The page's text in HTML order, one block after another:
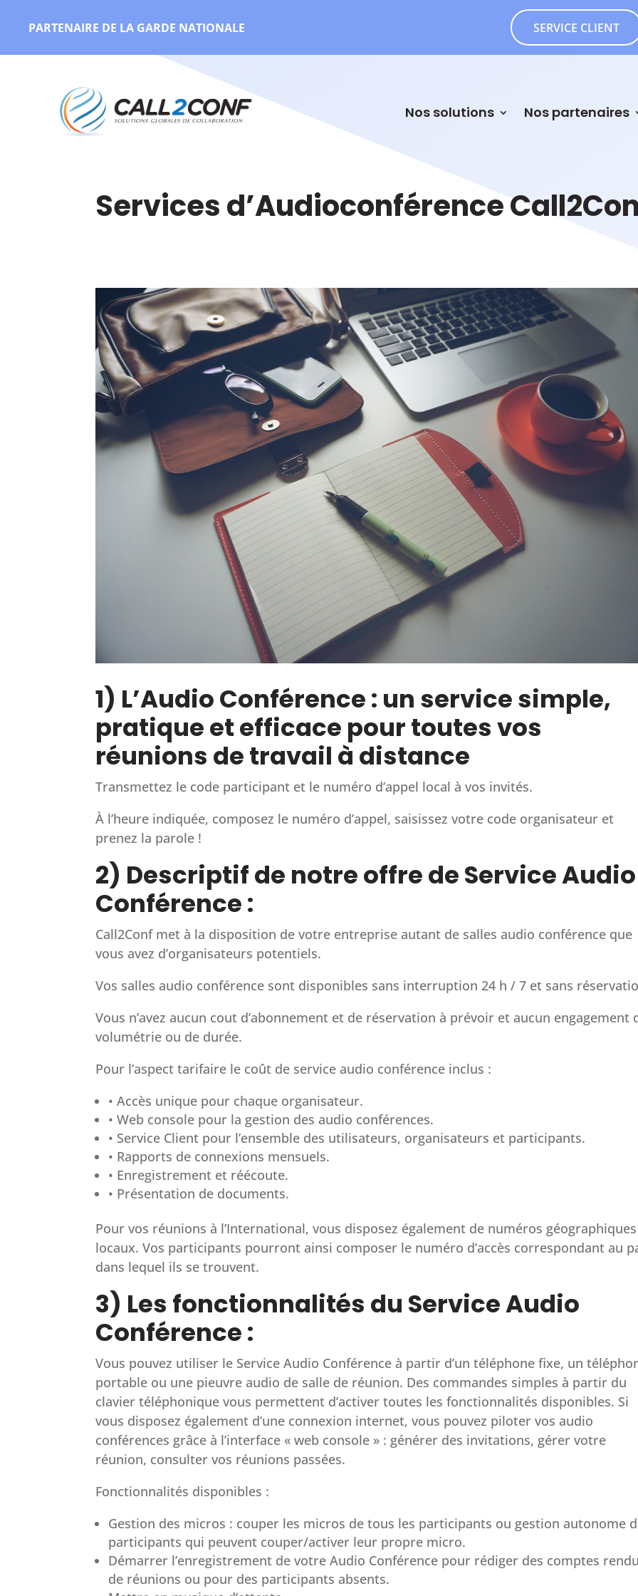
PARTENAIRE DE LA GARDE NATIONALE SERVICE CLIENT
Nos solutions Nos partenaires
Services d’Audioconférence
1) L’Audio Conférence : un service simple,
pratique et efficace pour toutes vos
réunions de travail à distance
Transmettez le code participant et le numéro d’appel local à vos invités.
À l’heure indiquée, composez le numéro d’appel, saisissez votre code organisateur et
prenez la parole !
2) Descriptif de notre offre de Service Audio
Conférence :
Call2Conf met à la disposition de votre entreprise autant de salles audio conférence que
vous avez d’organisateurs potentiels.
Vos salles audio conférence sont disponibles sans interruption 24 h / 7 et sans
Vous n’avez aucun cout d’abonnement et de réservation à prévoir et aucun engagement
volumétrie ou de durée.
Pour l’aspect tarifaire le coût de service audio conférence inclus :
• Accès unique pour chaque organisateur.
• Web console pour la gestion des audio conférences.
• Service Client pour l’ensemble des utilisateurs, organisateurs et participants.
• Rapports de connexions mensuels.
• Enregistrement et réécoute.
• Présentation de documents.
Pour vos réunions à l’International, vous disposez également de numéros géographiques
locaux. Vos participants pourront ainsi composer le numéro d’accès correspondant au
dans lequel ils se trouvent.
3) Les fonctionnalités du Service Audio
Conférence :
Vous pouvez utiliser le Service Audio Conférence à partir d’un téléphone fixe, un
portable ou une pieuvre audio de salle de réunion. Des commandes simples à partir du
clavier téléphonique vous permettent d’activer toutes les fonctionnalités disponibles. Si
vous disposez également d’une connexion internet, vous pouvez piloter vos audio
conférences grâce à l’interface « web console » : générer des invitations, gérer votre
réunion, consulter vos réunions passées.
Fonctionnalités disponibles :
Gestion des micros : couper les micros de tous les participants ou gestion autonome
participants qui peuvent couper/activer leur propre micro.
Démarrer l’enregistrement de votre Audio Conférence pour rédiger des comptes
de réunions ou pour des participants absents.